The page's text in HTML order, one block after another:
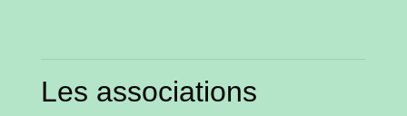
Les associations